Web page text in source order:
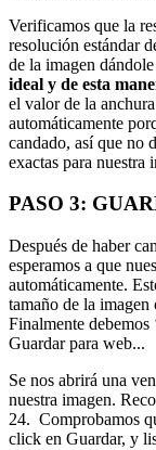
Verificamos que la
resolución estándar
de la imagen dándole
ideal y de esta
el valor de la
automáticamente
candado, así que no
exactas para nuestra
PASO 3:
Después de haber
esperamos a que
automáticamente.
tamaño de la
Finalmente
Guardar para web...
Se nos abrirá una
nuestra imagen.
24. Comprobamos
click en Guardar, y